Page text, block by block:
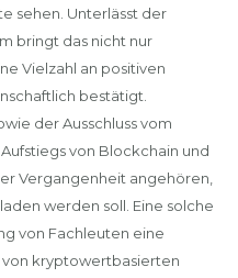
sehen. Unterlässt der
bringt das nicht nur
Vielzahl an positiven
bestätigt.
der Ausschluss vom
von Blockchain und
Vergangenheit angehören,
werden soll. Eine solche
von Fachleuten eine
kryptowertbasierten